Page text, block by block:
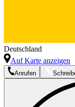
Deutschland
Auf Karte anzeigen
Anrufen